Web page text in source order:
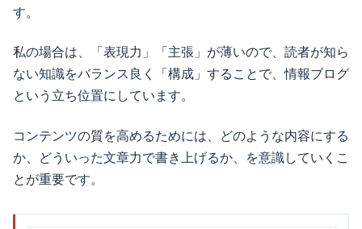
す。
私の場合は、「表現力」「主張」が薄いので、読者が知ら
ない知識をバランス良く「構成」することで、情報ブログ
という立ち位置にしています。
コンテンツの質を高めるためには、どのような内容にする
か、どういった文章力で書き上げるか、を意識していくこ
とが重要です。